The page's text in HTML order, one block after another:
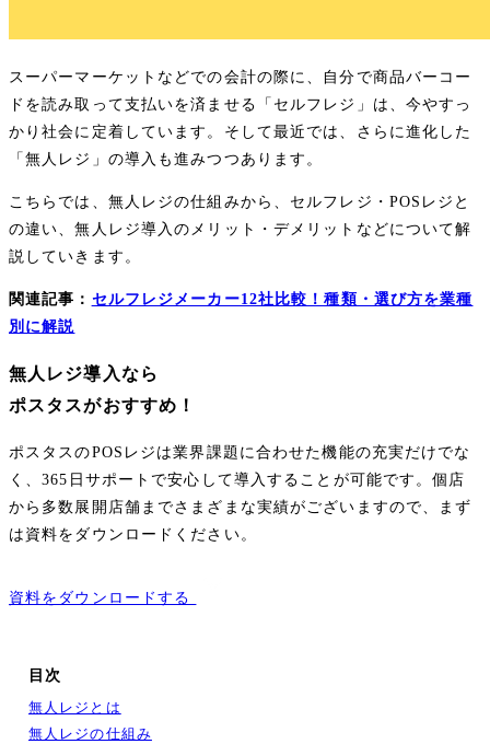
スーパーマーケットなどでの会計の際に、自分で商品バーコー
ドを読み取って支払いを済ませる「セルフレジ」は、今やすっ
かり社会に定着しています。そして最近では、さらに進化した
「無人レジ」の導入も進みつつあります。
こちらでは、無人レジの仕組みから、セルフレジ・POSレジと
の違い、無人レジ導入のメリット・デメリットなどについて解
説していきます。
関連記事： セルフレジメーカー12社比較！種類・選び方を業種
別に解説
無人レジ導入なら
ポスタスがおすすめ！
ポスタスのPOSレジは業界課題に合わせた機能の充実だけでな
く、365日サポートで安心して導入することが可能です。個店
から多数展開店舗までさまざまな実績がございますので、まず
は資料をダウンロードください。
資料をダウンロードする
目次
無人レジとは
無人レジの仕組み